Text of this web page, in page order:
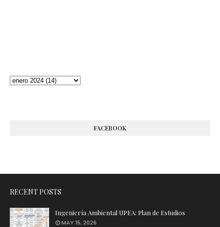
FACEBOOK
RECENT POSTS
Ingeniería Ambiental UPEA: Plan de Estudios
MAY 15, 2026